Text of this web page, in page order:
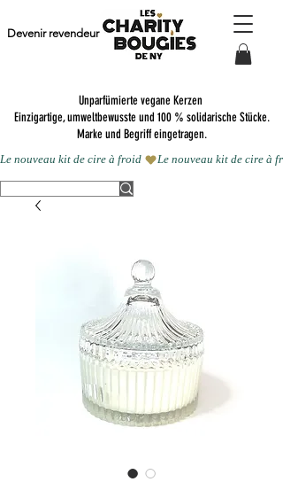
Unparfümierte vegane Kerzen
Einzigartige, umweltbewusste und 100 % solidarische Stücke.
Marke und Begriff eingetragen.
Devenir revendeur
Le nouveau kit de cire à froid